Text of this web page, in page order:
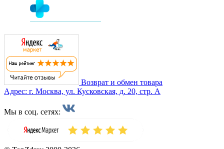
Возврат и обмен товара
Адрес: г. Москва, ул. Кусковская, д. 20, стр. А
Мы в соц. сетях: